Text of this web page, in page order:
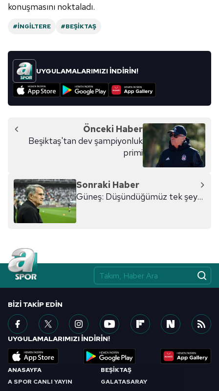
vasıtasıyla belirleyebilirsiniz. Çerezlere ilişkin detaylı bilgi
Metnimiziziyaret edebilirsiniz.
6698 sayılı Kişisel Verilerin Korunması Kanunu uyarınca
hazırlanmış Aydınlatma Metnimizi okumak ve sitemizde
ilgili mevzuata uygun olarak kullanılan çerezlerle ilgili bilgi
almak için lütfentıklayınız.
konuşmasını noktaladı.
#İNGILTERE #BEŞIKTAŞ
UYGULAMALARIMIZI İNDİRİN!
Önceki Haber
Beşiktaş'tan dev şampiyonluk
primi
Sonraki Haber
Güneş: Düşündüğümüz tek şey...
ANASAYFA
A SPOR CANLI YAYIN
BEŞİKTAŞ
GALATASARAY
BIZI TAKIP EDIN
UYGULAMALARIMIZI İNDİRİN!